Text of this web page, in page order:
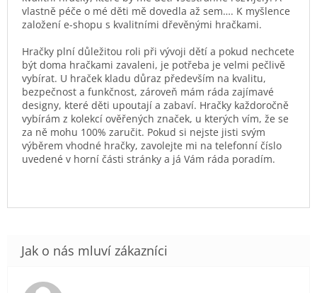
vlastně péče o mé děti mě dovedla až sem…. K myšlence
založení e-shopu s kvalitními dřevěnými hračkami.
Hračky plní důležitou roli při vývoji dětí a pokud nechcete
být doma hračkami zavaleni, je potřeba je velmi pečlivě
vybírat. U hraček kladu důraz především na kvalitu,
bezpečnost a funkčnost, zároveň mám ráda zajímavé
designy, které děti upoutají a zabaví. Hračky každoročně
vybírám z kolekcí ověřených značek, u kterých vím, že se
za ně mohu 100% zaručit. Pokud si nejste jisti svým
výběrem vhodné hračky, zavolejte mi na telefonní číslo
uvedené v horní části stránky a já Vám ráda poradím.